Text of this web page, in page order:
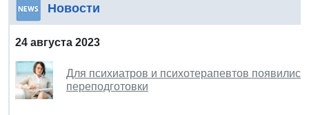
Новости
24 августа 2023
Для психиатров и психотерапевтов
переподготовки